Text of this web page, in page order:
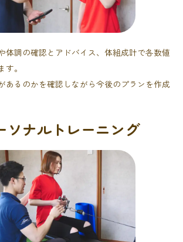
体調の確認とアドバイス、体組成計で各数値
。
あるのかを確認しながら今後のプランを作成
ナルトレーニング